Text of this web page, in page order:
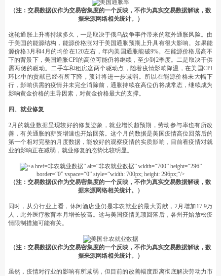
（注：交易数据仅作为交易密集度的一个反映，不作为真实交易数据解读，数
据来源网络相关统计。）
这轮通胀上升将持续多久，一是取决于俄乌战争事件带来的额外通胀风险。由
于美国的能源结构，能源价格涨对于美国通胀预期上升具有很大影响。如果能
源价格3月和4月的均价在120左右，年内美国通胀能破9%。在能源价格居高不
下的背景下，美国通胀CPI的高位可能仍将继续，至少到2季度。二是取决于供
需两侧的驱动。二手车和租房这两个驱动点，随着疫情影响降温，在美国CPI
环比中的贡献已经有所下降，预计将进一步减弱。所以在能源价格未大幅下
行，影响供需的疫情并未完全消除前，通胀持续在高位仍将成常态，继续成为
影响黄金价格的主导因素，对黄金价格最大的支撑。
四、就业修复
2月的就业数据呈现较好的修复迹象，就业增长超预期，劳动参与率也有所改
善，有关通胀的薪资增速也开始回落。这个月的数据是美国疫情高位回落后的
第一个相对完整的月度数据，能较好的观察疫情的实质影响，目前看疫情对就
业的影响正在减弱，就业修复的态势比较明显。
非农就业数据” alt=“非农就业数据” width=“700” height=“296”
border=“0” vspace=“0” style=“width: 700px; height: 296px;“/>
（注：交易数据仅作为交易密集度的一个反映，不作为真实交易数据解读，数
据来源网络相关统计。）
同时，从分行业上看，休闲酒店业仍是非农就业的最大贡献，2月增加17.9万
人，此外医疗教育本月增长较高。这与美国疫情见顶回落后，各州开始放松疫
情限制措施可能有关。
（注：交易数据仅作为交易密集度的一个反映，不作为真实交易数据解读，数
据来源网络相关统计。）
虽然，疫情对行业的影响有所减弱，但目前的改善幅度距离彻底解决劳动力市